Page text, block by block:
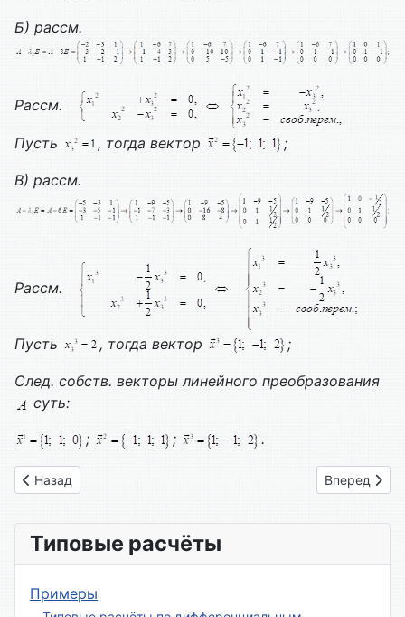
Б) рассм.
Рассм.
Пусть , тогда вектор ;
В) рассм.
Рассм.
Пусть , тогда вектор ;
След. собств. векторы линейного преобразования
суть:
;
; .
Предыдущий: Вариант № 17
Назад Следующий:
Вперед
Типовые расчёты
Примеры